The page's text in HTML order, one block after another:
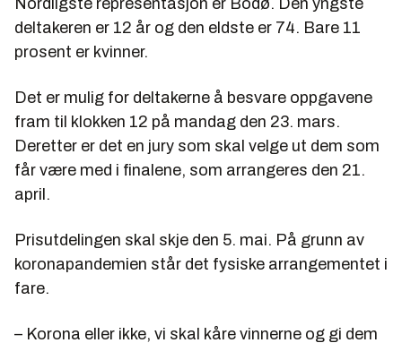
deltakeren er 12 år og den eldste er 74. Bare 11
prosent er kvinner.
Det er mulig for deltakerne å besvare oppgavene
fram til klokken 12 på mandag den 23. mars.
Deretter er det en jury som skal velge ut dem som
får være med i finalene, som arrangeres den 21.
april.
Prisutdelingen skal skje den 5. mai. På grunn av
koronapandemien står det fysiske arrangementet i
fare.
– Korona eller ikke, vi skal kåre vinnerne og gi dem